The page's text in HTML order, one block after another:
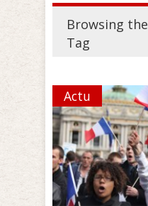
Browsing the
Tag
Actu